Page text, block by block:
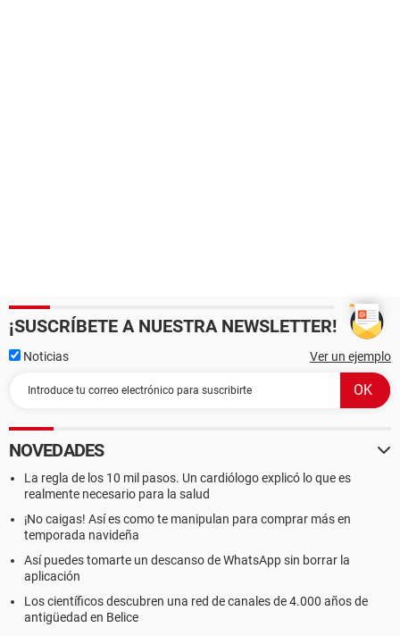
¡SUSCRÍBETE A NUESTRA NEWSLETTER!
Noticias Ver un ejemplo
NOVEDADES
La regla de los 10 mil pasos. Un cardiólogo explicó lo que es
realmente necesario para la salud
¡No caigas! Así es como te manipulan para comprar más en
temporada navideña
Así puedes tomarte un descanso de WhatsApp sin borrar la
aplicación
Los científicos descubren una red de canales de 4.000 años de
antigüedad en Belice